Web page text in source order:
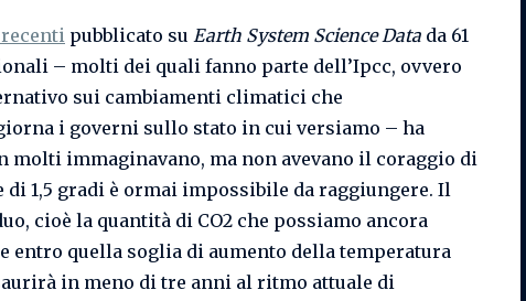
pubblicato su Earth System Science Data da 61
– molti dei quali fanno parte dell’Ipcc, ovvero
sui cambiamenti climatici che
i governi sullo stato in cui versiamo – ha
molti immaginavano, ma non avevano il coraggio di
1,5 gradi è ormai impossibile da raggiungere. Il
cioè la quantità di CO2 che possiamo ancora
entro quella soglia di aumento della temperatura
in meno di tre anni al ritmo attuale di